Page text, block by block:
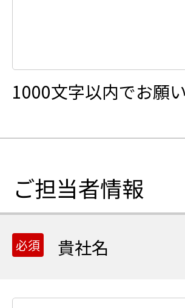
1000文字以内でお願
ご担当者情報
貴社名